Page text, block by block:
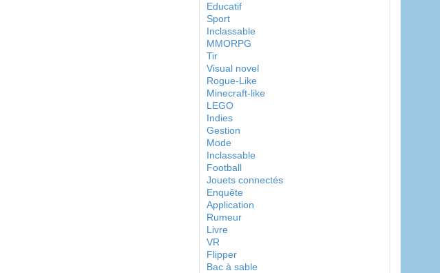
Educatif
Sport
Inclassable
MMORPG
Tir
Visual novel
Rogue-Like
Minecraft-like
LEGO
Indies
Gestion
Mode
Inclassable
Football
Jouets connectés
Enquête
Application
Rumeur
Livre
VR
Flipper
Bac à sable